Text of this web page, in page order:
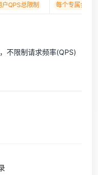
户QPS总限制 每个专属会员
不限制请求频率(QPS)